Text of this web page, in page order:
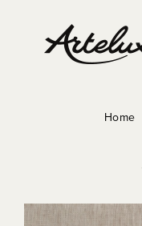
Home